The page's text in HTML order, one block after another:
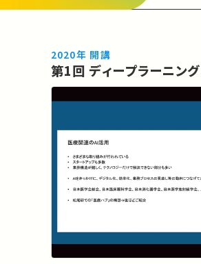
2020年 開講
第1回 ディープラーニ